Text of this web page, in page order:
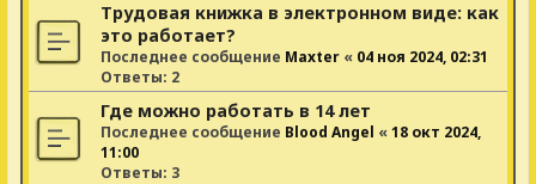
Трудовая книжка в электронном виде: как
это работает?
Последнее сообщение Maxter « 04 ноя 2024, 02:31
Ответы: 2
Где можно работать в 14 лет
Последнее сообщение Blood Angel «18 окт 2024,
11:00
Ответы: 3